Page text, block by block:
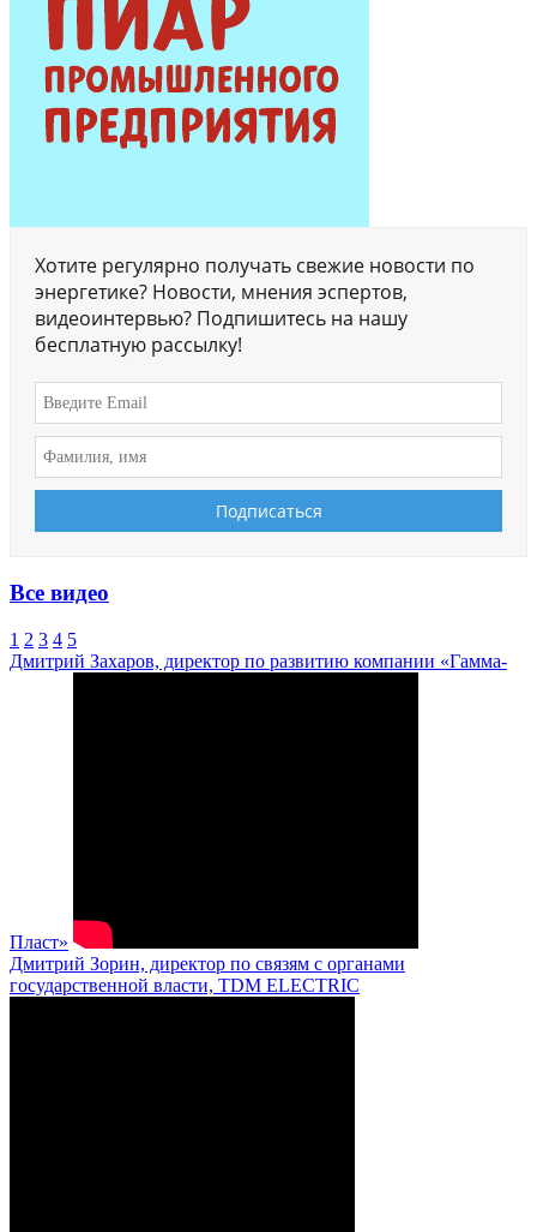
Хотите регулярно получать свежие новости по
энергетике? Новости, мнения эспертов,
видеоинтервью? Подпишитесь на нашу
бесплатную рассылку!
Все видео
1 2 3 4 5
Дмитрий Захаров, директор по развитию компании «Гамма-
Пласт»
Дмитрий Зорин, директор по связям с органами
государственной власти, TDM ELECTRIC